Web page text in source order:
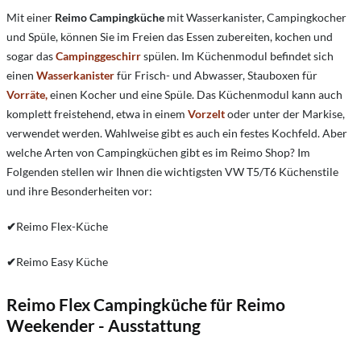
Mit einer ReimoCampingküche mit Wasserkanister, Campingkocher
und Spüle, können Sie im Freien das Essen zubereiten, kochen und
sogar dasCampinggeschirrspülen. Im Küchenmodul befindet sich
einen Wasserkanisterfür Frisch- und Abwasser, Stauboxen für
Vorräte,einen Kocher und eine Spüle. Das Küchenmodul kann auch
komplett freistehend, etwa in einem Vorzeltoder unter der Markise,
verwendet werden. Wahlweise gibt es auch ein festes Kochfeld. Aber
welche Arten von Campingküchen gibt es im Reimo Shop? Im
Folgenden stellen wir Ihnen die wichtigsten VW T5/T6 Küchenstile
und ihre Besonderheiten vor:
✔Reimo Flex-Küche
✔Reimo Easy Küche
Reimo Flex Campingküche für Reimo
Weekender - Ausstattung